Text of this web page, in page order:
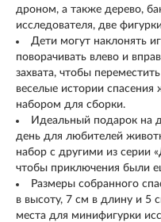
дроном, а также дерево,
исследователя, две
Дети могут наклонять
поворачивать влево и
захвата, чтобы
веселые истории
набором для сборки.
Идеальный подарок на
день для любителей
набор с другими из серии
чтобы приключения были
Размеры собранного
в высоту, 7 см в длину и 5
места для минифигурки